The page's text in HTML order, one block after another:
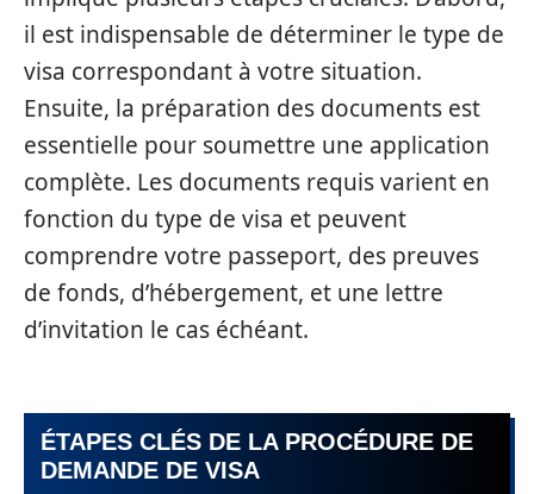
il est indispensable de déterminer le type de
visa correspondant à votre situation.
Ensuite, la préparation des documents est
essentielle pour soumettre une application
complète. Les documents requis varient en
fonction du type de visa et peuvent
comprendre votre passeport, des preuves
de fonds, d’hébergement, et une lettre
d’invitation le cas échéant.
ÉTAPES CLÉS DE LA PROCÉDURE DE
DEMANDE DE VISA